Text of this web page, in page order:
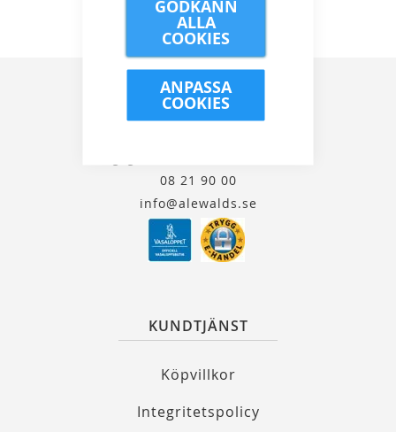
GODKÄNN
ALLA
COOKIES
ANPASSA
COOKIES
08 21 90 00
info@alewalds.se
KUNDTJÄNST
Köpvillkor
Integritetspolicy